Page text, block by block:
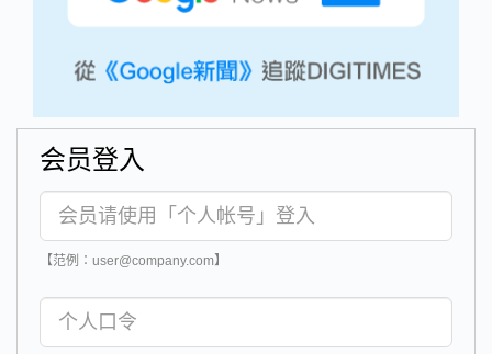
会员登入
【范例：user@company.com】